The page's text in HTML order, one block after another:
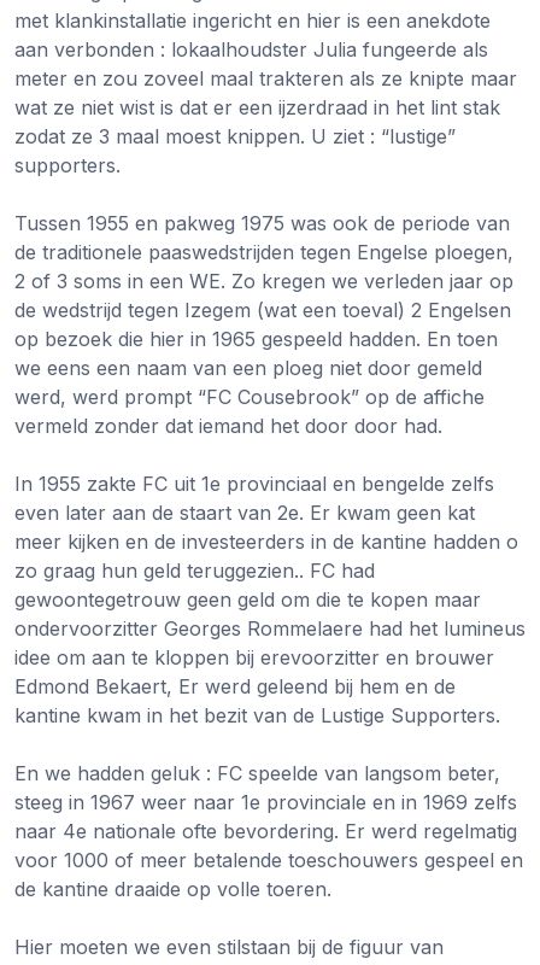
met klankinstallatie ingericht en hier is een anekdote
aan verbonden : lokaalhoudster Julia fungeerde als
meter en zou zoveel maal trakteren als ze knipte maar
wat ze niet wist is dat er een ijzerdraad in het lint stak
zodat ze 3 maal moest knippen. U ziet : “lustige”
supporters.
Tussen 1955 en pakweg 1975 was ook de periode van
de traditionele paaswedstrijden tegen Engelse ploegen,
2 of 3 soms in een WE. Zo kregen we verleden jaar op
de wedstrijd tegen Izegem (wat een toeval) 2 Engelsen
op bezoek die hier in 1965 gespeeld hadden. En toen
we eens een naam van een ploeg niet door gemeld
werd, werd prompt “FC Cousebrook” op de affiche
vermeld zonder dat iemand het door door had.
In 1955 zakte FC uit 1e provinciaal en bengelde zelfs
even later aan de staart van 2e. Er kwam geen kat
meer kijken en de investeerders in de kantine hadden o
zo graag hun geld teruggezien.. FC had
gewoontegetrouw geen geld om die te kopen maar
ondervoorzitter Georges Rommelaere had het lumineus
idee om aan te kloppen bij erevoorzitter en brouwer
Edmond Bekaert, Er werd geleend bij hem en de
kantine kwam in het bezit van de Lustige Supporters.
En we hadden geluk : FC speelde van langsom beter,
steeg in 1967 weer naar 1e provinciale en in 1969 zelfs
naar 4e nationale ofte bevordering. Er werd regelmatig
voor 1000 of meer betalende toeschouwers gespeel en
de kantine draaide op volle toeren.
Hier moeten we even stilstaan bij de figuur van